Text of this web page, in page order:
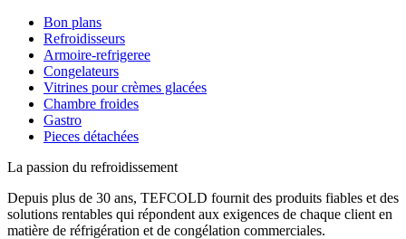
Bon plans
Refroidisseurs
Armoire-refrigeree
Congelateurs
Vitrines pour crèmes glacées
Chambre froides
Gastro
Pieces détachées
La passion du refroidissement
Depuis plus de 30 ans, TEFCOLD fournit des produits fiables et des
solutions rentables qui répondent aux exigences de chaque client en
matière de réfrigération et de congélation commerciales.